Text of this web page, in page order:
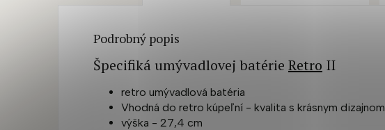
Podrobný popis
Špecifiká umývadlovej batérie Retro II
retro umývadlová batéria
Vhodná do retro kúpeľní - kvalita s krásnym dizajnom
výška - 27,4 cm